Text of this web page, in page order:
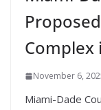
Complex
November 6,
Miami-Dade